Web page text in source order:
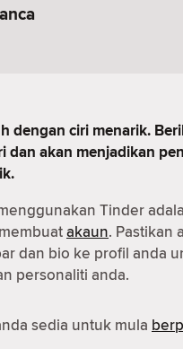
dengan ciri menarik.
dan akan menjadikan
Tinder
akaun. Pastikan
dan bio ke profil anda
personaliti anda.
sedia untuk mula